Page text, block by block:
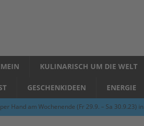
KULINARISCH UM DIE WELT
GESCHENKIDEEN ENERGIE
Hand am Wochenende (Fr 29.9. – Sa 30.9.23) in